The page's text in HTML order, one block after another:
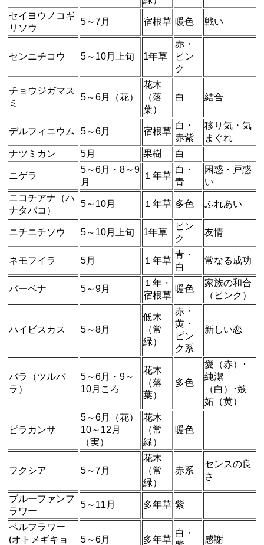
セイヨウノコギ
リソウ
5～7月 宿根草 暖色 戦い
センニチコウ 5～10月上旬 1年草
赤・
ピン
ク
チョウジガマス
ミ
5～6月（花）
花木
（落
葉）
白 結合
デルフィニウム 5～6月 宿根草
白・
赤紫
移り気・気
まぐれ
ナツミカン
5月 果樹 白
ニゲラ
5～6月・8～9
月
１年草
白・
青
困惑・戸惑
い
ニコチアナ（ハ
ナタバコ）
5～10月 １年草 多色 ふれあい
ニチニチソウ 5～10月上旬 1年草
ピン
ク
友情
ネモフイラ 5月 １年草
青・
白
常なる成功
バーベナ 5～9月
１年・
宿根草
暖色
家族の和合
（ピンク）
ハイビスカス 5～8月
低木
（常
緑）
赤・
黄・
ピン
ク系
新しい恋
バラ（ツルバ
ラ）
5～6月・9～
10月ころ
花木
（落
葉）
多色
愛（赤）･
純潔
（白）･嫉
妬（黄）
ピラカンサ
5～6月（花）
10～12月
（実）
花木
（常
緑）
暖色
フクシア 5～7月
花木
（常
緑）
赤系
センスの良
さ
ブルーファンフ
ラワー
5～11月 多年草 紫
ベルフラワー
(オトメギキョ
5～6月 多年草
白・
感謝